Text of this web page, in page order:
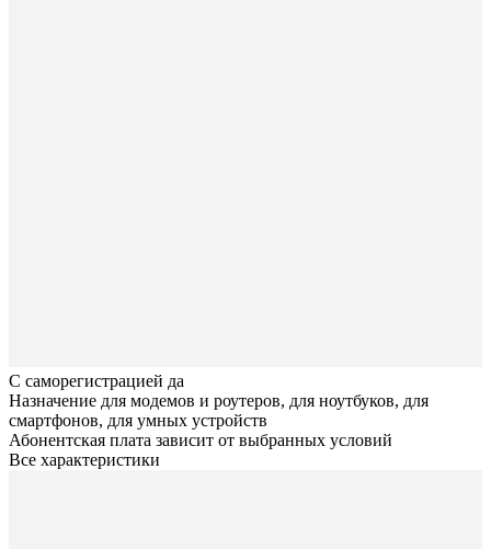
С саморегистрацией да
Назначение для модемов и роутеров, для ноутбуков, для
смартфонов, для умных устройств
Абонентская плата зависит от выбранных условий
Все характеристики